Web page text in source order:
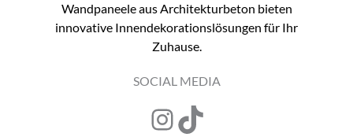
der
Produktseite
gewählt
werden
Wandpaneele aus Architekturbeton bieten
innovative Innendekorationslösungen für Ihr
Zuhause.
SOCIAL MEDIA
Instagram
TikTok